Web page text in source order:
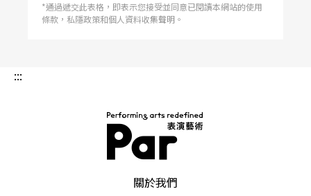
*通過遞交此表格，即表示您接受並同意已閱讀本網站的使用
條款，私隱政策和個人資料收集聲明。
:::
關於我們